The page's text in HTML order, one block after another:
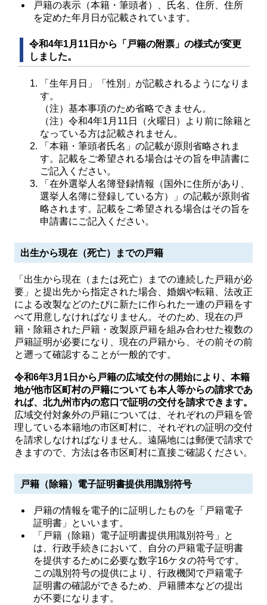
戸籍の表示（本籍・筆頭者）、氏名、住所、住所
を定めた年月日が記載されています。
令和4年1月11日から「戸籍の附票」の様式が変更
しました。
「生年月日」「性別」が記載されるようになりま
す。
（注）基本事項のため省略できません。
（注）令和4年1月11日（火曜日）より前に除籍と
なっている方は記載されません。
「本籍・筆頭者氏名」の記載が原則省略されま
す。記載をご希望される場合はその旨を申請書に
ご記入ください。
「在外選挙人名簿登録情報（国外に住所があり、
選挙人名簿に登録している方）」の記載が原則省
略されます。記載をご希望される場合はその旨を
申請書にご記入ください。
出生から現在（死亡）までの戸籍
「出生から現在（または死亡）までの連続した戸籍が必
要」と提出先から指定された場合、婚姻や転籍、法改正
による改製などのたびに新たに作られた一連の戸籍をす
べて用意しなければなりません。そのため、現在の戸
籍・除籍された戸籍・改製原戸籍を組み合わせた複数の
戸籍証明が必要になり、現在の戸籍から、その前その前
と遡って確認することが一般的です。
令和6年3月1日から戸籍の広域交付の開始により、本籍
地が他市区町村の戸籍についても本人等からの請求であ
れば、北九州市内の窓口で証明の交付を請求できます。
広域交付対象外の戸籍については、それぞれの戸籍を管
理している本籍地の市区町村に、それぞれの証明の交付
を請求しなければなりません。遠隔地には郵便で請求で
きますので、方法は各市区町村に直接ご確認ください。
戸籍（除籍）電子証明書提供用識別符号
戸籍の情報を電子的に証明したものを「戸籍電子
証明書」といいます。
「戸籍（除籍）電子証明書提供用識別符号」と
は、行政手続きにおいて、自分の戸籍電子証明書
を提供するために必要な数字16ケタの符号です。
この識別符号の提供により、行政機関で戸籍電子
証明書の確認ができるため、戸籍謄本などの提出
が不要になります。